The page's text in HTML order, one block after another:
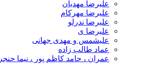
علیرضا مهدیان
علیرضا مهرکام
علیرضا ندرلو
علیرضا ی
علیشمس و مهدی جهانی
عماد طالب زاده
عمران ، حامد کاظم پور ، نیما حنجر